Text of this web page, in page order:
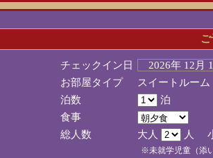
チェックイン日
2026年 12
お部屋タイプ
スイートルー
泊数
泊
食事
総人数
大人 人
※未就学児童（添